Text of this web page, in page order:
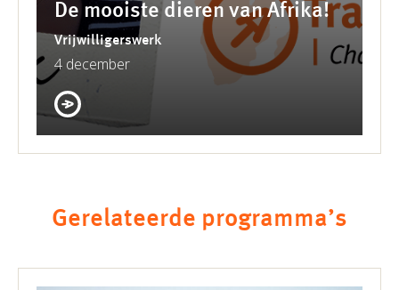
De mooiste dieren van Afrika!
Vrijwilligerswerk
4 december
Gerelateerde programma’s